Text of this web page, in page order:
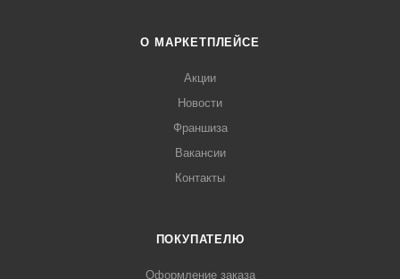
О МАРКЕТПЛЕЙСЕ
Акции
Новости
Франшиза
Вакансии
Контакты
ПОКУПАТЕЛЮ
Оформление заказа